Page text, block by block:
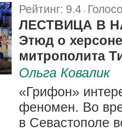
Рейтинг: 9.4
ЛЕСТВИЦА В
Этюд о
митрополита
Ольга Ковалик
«Грифон»
феномен. Во
в Севастополе